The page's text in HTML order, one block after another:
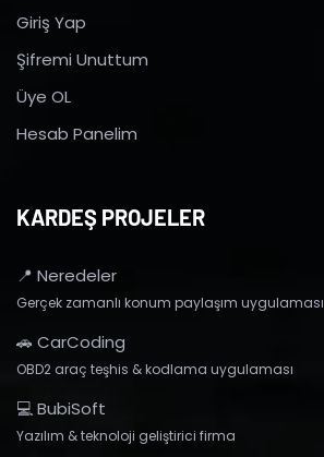
Giriş Yap
Şifremi Unuttum
Üye OL
Hesab Panelim
KARDEŞ PROJELER
📍 Neredeler
Gerçek zamanlı konum paylaşım uygulaması
🚗 CarCoding
OBD2 araç teşhis & kodlama uygulaması
💻 BubiSoft
Yazılım & teknoloji geliştirici firma